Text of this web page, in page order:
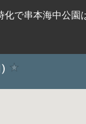
で串本海中公園